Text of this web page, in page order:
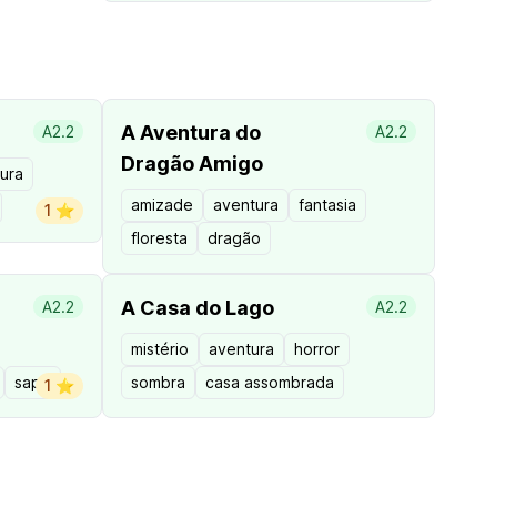
A2.2
1 ⭐️
A Aventura do
Dragão Amigo
A2.2
amizade aventura
fantasia
floresta
dragão
A2.2
sapo1 ⭐️
A Casa do Lago A2.2
mistério aventura
horror
sombra
casa assombrada